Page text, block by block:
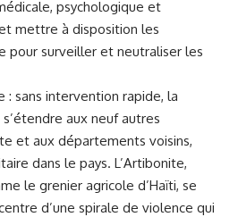
psychologique et
mettre à disposition les
pour surveiller et neutraliser les
sans intervention rapide, la
aux neuf autres
et aux départements voisins,
dans le pays. L’Artibonite,
le grenier agricole d’Haïti, se
d’une spirale de violence qui